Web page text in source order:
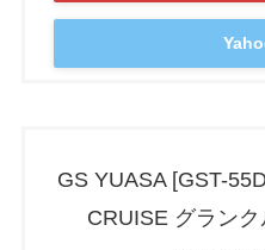
GS YUASA [GST-
CRUISE グラン